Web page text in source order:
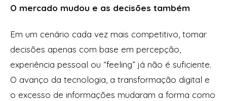
O mercado mudou e as decisões também
Em um cenário cada vez mais competitivo, tomar
decisões apenas com base em percepção,
experiência pessoal ou “feeling” já não é suficiente.
O avanço da tecnologia, a transformação digital e
o excesso de informações mudaram a forma como